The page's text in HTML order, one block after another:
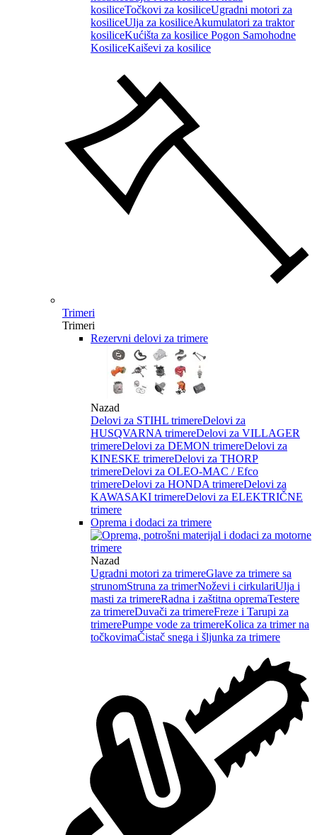
kosiliceTočkovi za kosiliceUgradni motori za
kosiliceUlja za kosiliceAkumulatori za traktor
kosiliceKućišta za kosilice Pogon Samohodne
KosiliceKaiševi za kosilice
Trimeri
Trimeri
Rezervni delovi za trimere
Nazad
Delovi za STIHL trimereDelovi za
HUSQVARNA trimereDelovi za VILLAGER
trimereDelovi za DEMON trimereDelovi za
KINESKE trimereDelovi za THORP
trimereDelovi za OLEO-MAC / Efco
trimereDelovi za HONDA trimereDelovi za
KAWASAKI trimereDelovi za ELEKTRIČNE
trimere
Oprema i dodaci za trimere
Nazad
Ugradni motori za trimereGlave za trimere sa
strunomStruna za trimerNoževi i cirkulariUlja i
masti za trimereRadna i zaštitna opremaTestere
za trimereDuvači za trimereFreze i Tarupi za
trimerePumpe vode za trimereKolica za trimer na
točkovimaČistač snega i šljunka za trimere